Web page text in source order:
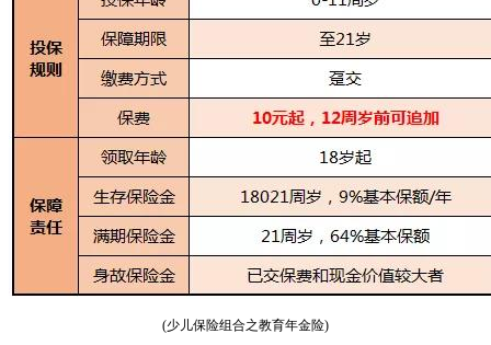
(少儿保险组合之教育年金险)